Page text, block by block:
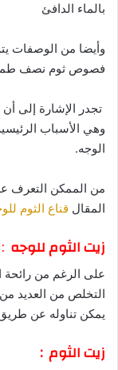
بالماء الدافئ
وأيضا من الوصفات
فصوص ثوم نصف
تجدر الإشارة إلى
وهي الأسباب
الوجه.
من الممكن التعرف
المقال قناع الثوم
زيت الثوم للوجه :
على الرغم من رائحة
التخلص من العديد
يمكن تناوله عن
زيت الثوم :